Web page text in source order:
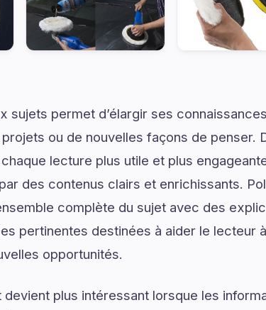
sujets permet d’élargir ses
ou de nouvelles façons de penser.
lecture plus utile et plus
des contenus clairs et enrichissants.
complète du sujet avec des
pertinentes destinées à aider le lecteur
opportunités.
devient plus intéressant lorsque les